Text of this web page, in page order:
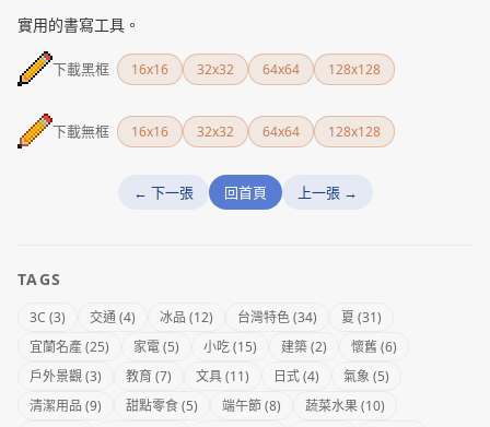
實用的書寫工具。
下載黑框 16x16 32x32 64x64 128x128
下載無框 16x16 32x32 64x64 128x128
← 下一張 回首頁 上一張 →
TAGS
3C (3) 交通 (4) 冰品 (12) 台灣特色 (34)
夏 (31)
宜蘭名產 (25)
家電 (5) 小吃 (15) 建築 (2)
懷舊 (6)
戶外景觀 (3)
教育 (7) 文具 (11) 日式 (4)
氣象 (5)
清潔用品 (9)
甜點零食 (5) 端午節 (8)
蔬菜水果 (10)